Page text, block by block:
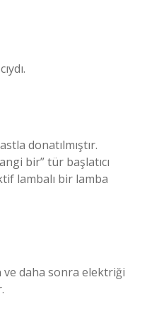
donatılmıştır.
bir” tür başlatıcı
lambalı bir lamba
ve daha sonra elektriği